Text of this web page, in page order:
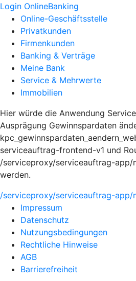
Login OnlineBanking
Online-Geschäftsstelle
Privatkunden
Firmenkunden
Banking & Verträge
Meine Bank
Service & Mehrwerte
Immobilien
Hier würde die Anwendung
Ausprägung Gewinnspardaten
serviceauftrag-frontend-v1 und
/serviceproxy/serviceauftrag-app/
werden.
/serviceproxy/serviceauftrag-app/
Impressum
Datenschutz
Nutzungsbedingungen
Rechtliche Hinweise
AGB
Barrierefreiheit